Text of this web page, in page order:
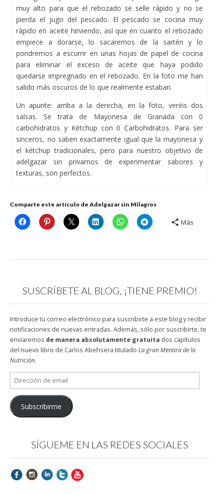
muy alto para que el rebozado se selle rápido y no se
pierda el jugo del pescado. El pescado se cocina muy
rápido en aceite hirviendo, así que en cuanto el rebozado
empiece a dorarse, lo sacaremos de la sartén y lo
pondremos a escurrir en unas hojas de papel de cocina
para eliminar el exceso de aceite que haya podido
quedarse impregnado en el rebozado. En la foto me han
salido más oscuros de lo que realmente estaban.
Un apunte: arriba a la derecha, en la foto, veréis dos
salsas. Se trata de Mayonesa de Granada con 0
carbohidratos y Kétchup con 0 Carbohidratos. Para ser
sinceros, no saben exactamente igual que la mayonesa y
el kétchup tradicionales, pero para nuestro objetivo de
adelgazar sin privarnos de experimentar sabores y
texturas, son perfectos.
Comparte este artículo de Adelgazar sin Milagros
Más
SUSCRÍBETE AL BLOG, ¡TIENE PREMIO!
Introduce tu correo electrónico para suscribirte a este blog y recibir
notificaciones de nuevas entradas. Además, sólo por suscribirte, te
enviaremos de manera absolutamente gratuita dos capítulos
del nuevo libro de Carlos Abehsera titulado La gran Mentira de la
Nutrición.
Dirección
de
email
Subscribirme
SÍGUEME EN LAS REDES SOCIALES